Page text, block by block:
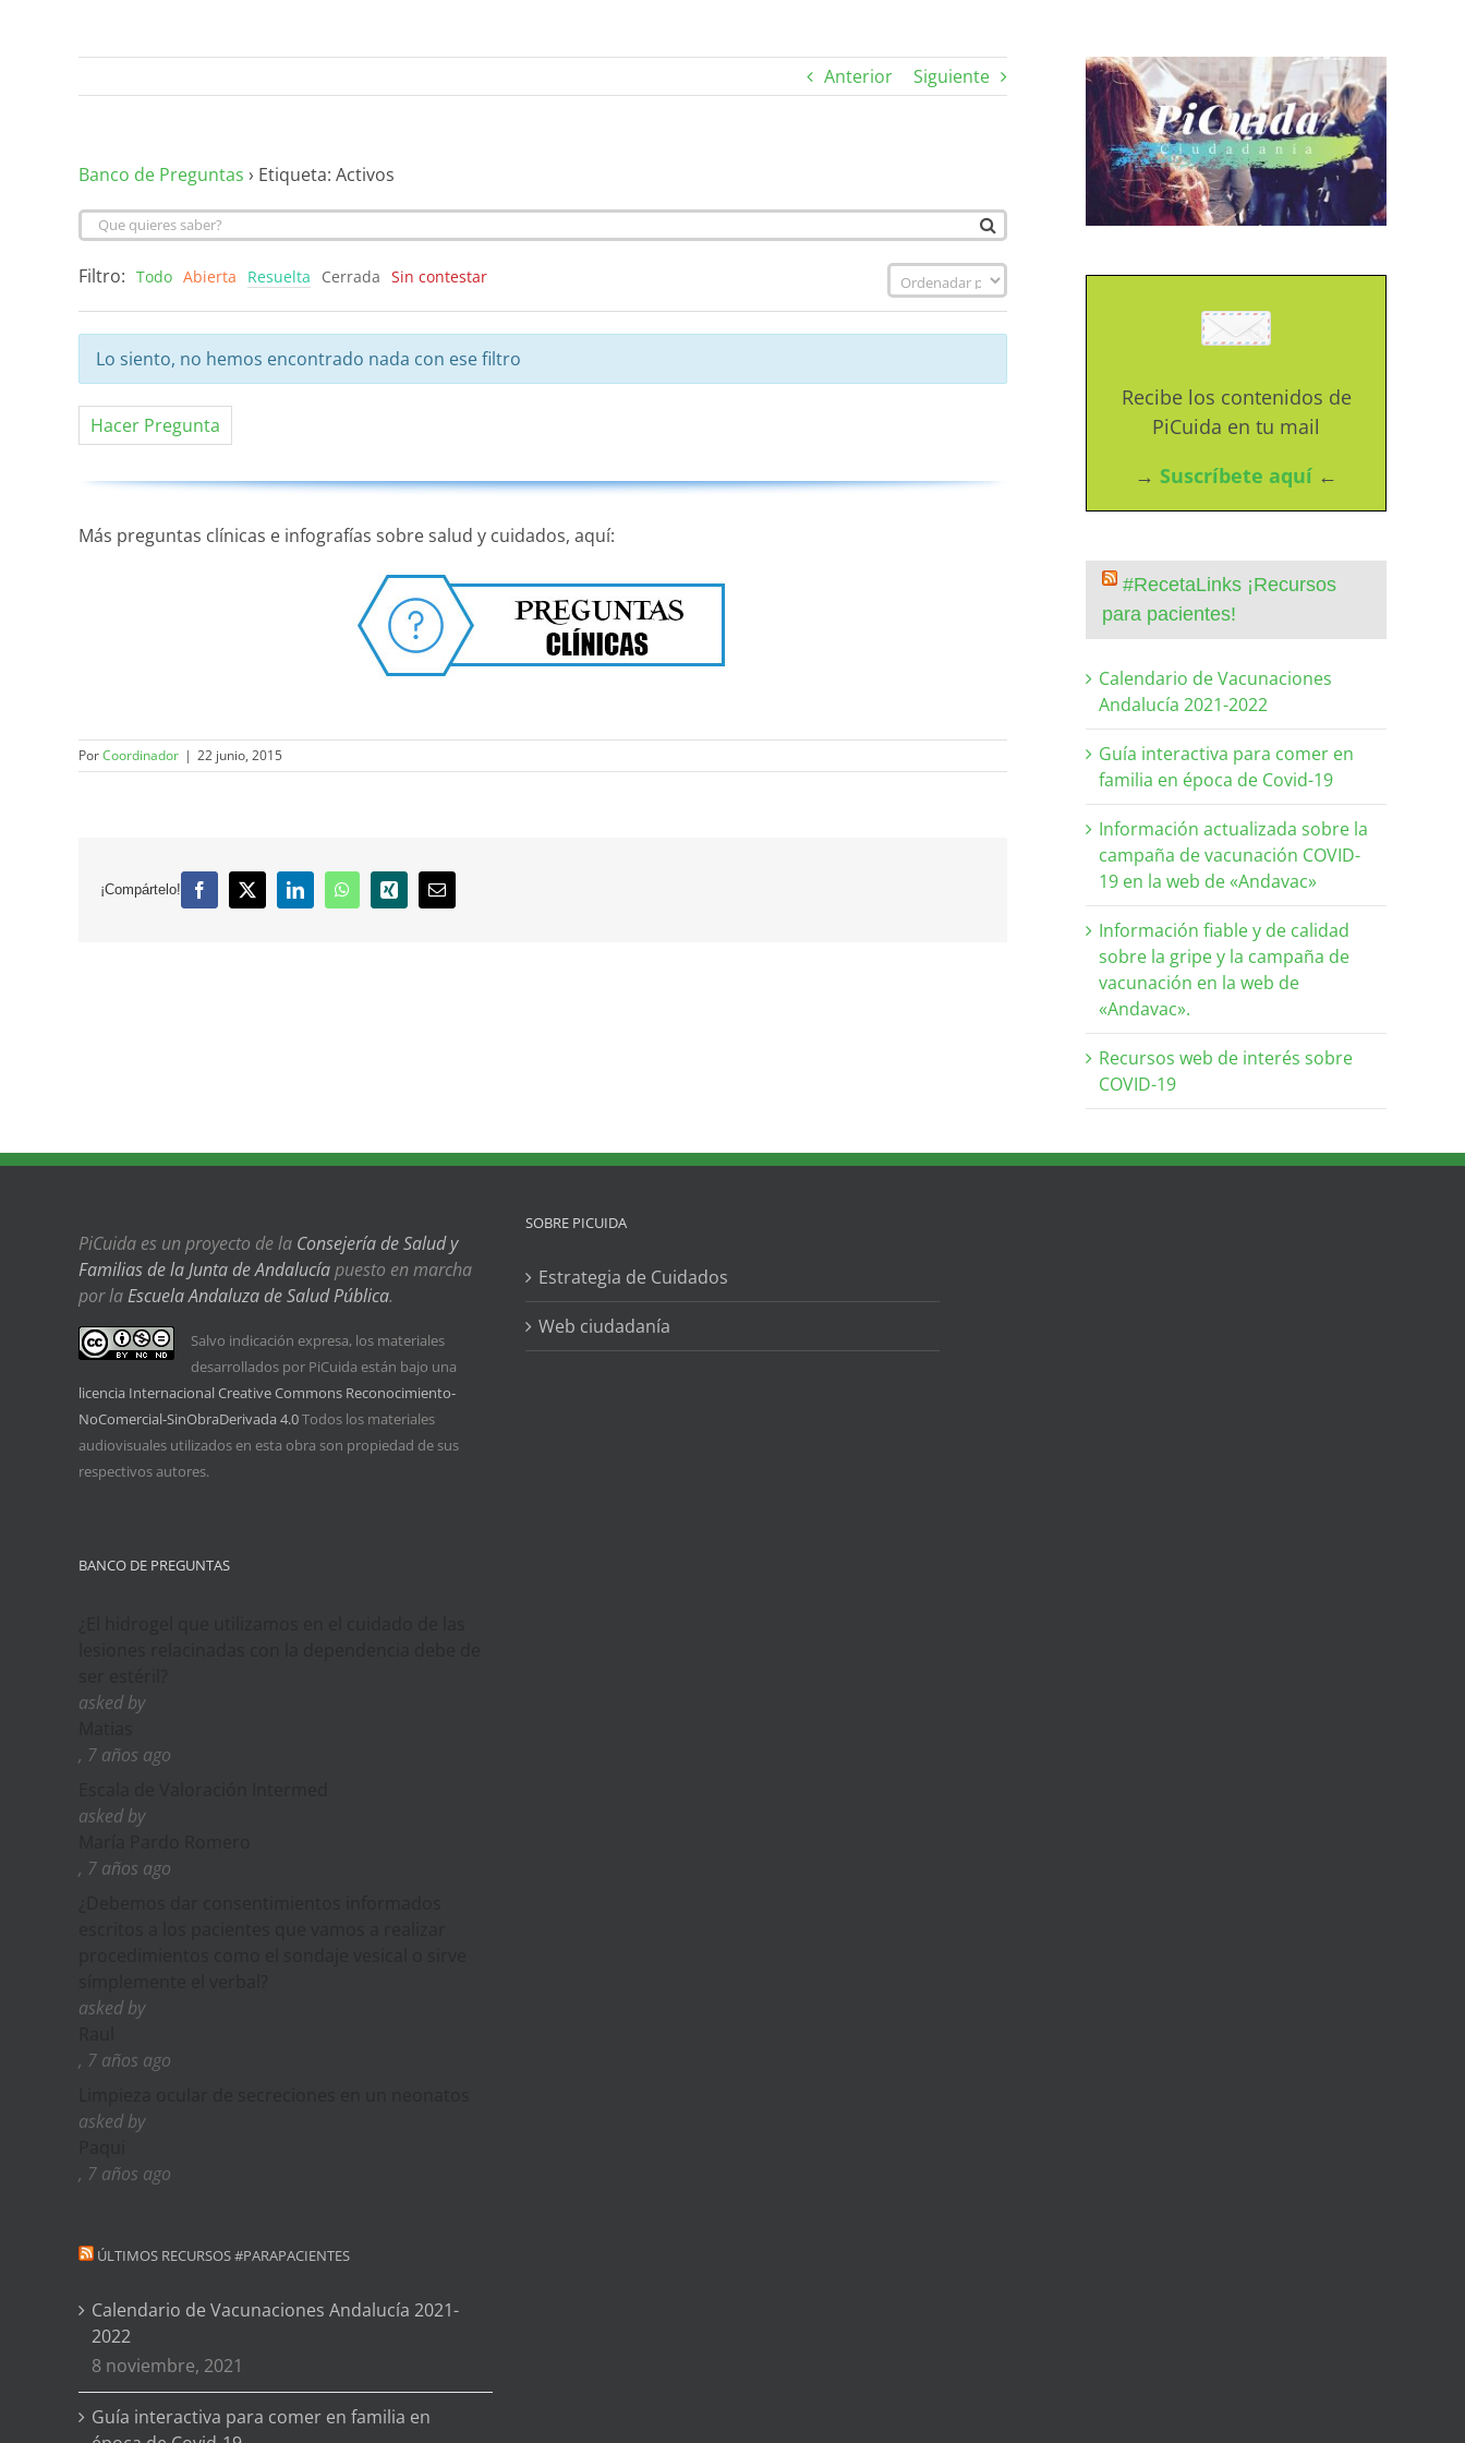
Anterior Siguiente
Banco de Preguntas › Etiqueta: Activos
Filtro: Todo Abierta Resuelta Cerrada Sin contestar
Lo siento, no hemos encontrado nada con ese filtro
Hacer Pregunta
Más preguntas clínicas e infografías sobre salud y cuidados, aquí:
PorCoordinador | 22 junio, 2015
¡Compártelo! Facebook
X LinkedInWhatsApp
Xing
Correo
electrónico
Recibe los contenidos de
PiCuida en tu mail
→ Suscríbete aquí ←
#RecetaLinks ¡Recursos
para pacientes!
Calendario de Vacunaciones
Andalucía 2021-2022
Guía interactiva para comer en
familia en época de Covid-19
Información actualizada sobre la
campaña de vacunación COVID-
19 en la web de «Andavac»
Información fiable y de calidad
sobre la gripe y la campaña de
vacunación en la web de
«Andavac».
Recursos web de interés sobre
COVID-19
PiCuida es un proyecto de la Consejería de Salud y
Familias de la Junta de Andalucíapuesto en marcha
por laEscuela Andaluza de Salud Pública.
Salvo indicación expresa, los materiales
desarrollados por PiCuida están bajo una
licencia Internacional Creative Commons Reconocimiento-
NoComercial-SinObraDerivada 4.0Todos los materiales
audiovisuales utilizados en esta obra son propiedad de sus
respectivos autores.
BANCO DE PREGUNTAS
asked by
, 7 años ago
asked by
, 7 años ago
asked by
, 7 años ago
asked by
, 7 años ago
ÚLTIMOS RECURSOS #PARAPACIENTES
Calendario de Vacunaciones Andalucía 2021-
2022
8 noviembre, 2021
Guía interactiva para comer en familia en
SOBRE PICUIDA
Estrategia de Cuidados
Web ciudadanía